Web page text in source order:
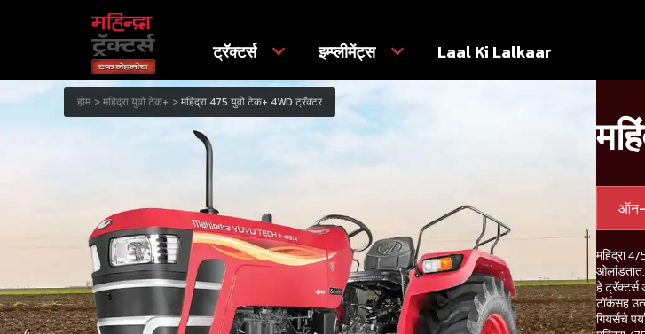
ट्रॅक्टर्स इम्प्लीमेंट्स Laal Ki Lalkaar
होम महिंद्रा युवो टेक+ महिंद्रा 475 युवो टेक+ 4WD ट्रॅक्टर
ऑन-
महिंद्रा
हे ट्रॅक्टर्स
टॉर्कसह
गियर्सचे